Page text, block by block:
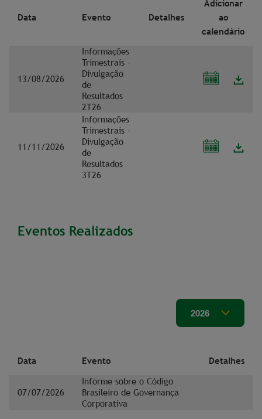
Data Evento Detalhes
Adicionar
ao
calendário
13/08/2026
Informações
Trimestrais -
Divulgação
de
Resultados
2T26
11/11/2026
Informações
Trimestrais -
Divulgação
de
Resultados
3T26
Eventos Realizados
Data Evento Detalhes
07/07/2026
Informe sobre o Código
Brasileiro de Governança
Corporativa